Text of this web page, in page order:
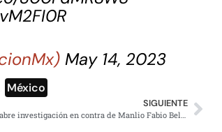
May 14, 2023
México
SIGUIENTE
Andorra reabre investigación en contra de Manlio Fabio Beltrones y su hija